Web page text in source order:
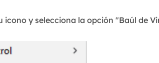
icono y selecciona la opción "Baúl de